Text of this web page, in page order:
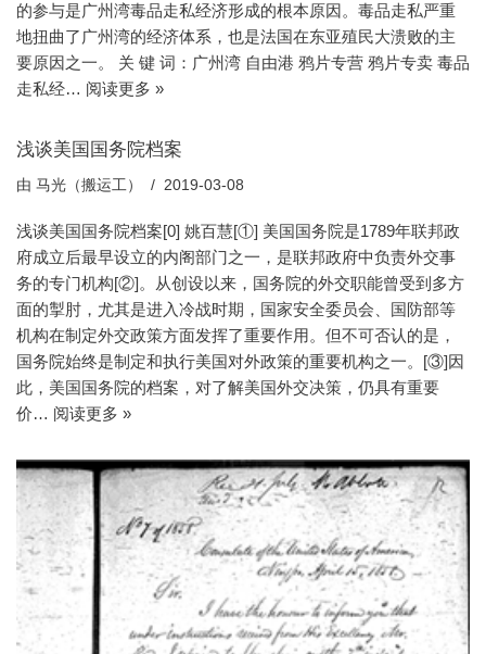
的参与是广州湾毒品走私经济形成的根本原因。毒品走私严重
地扭曲了广州湾的经济体系，也是法国在东亚殖民大溃败的主
要原因之一。 关 键 词：广州湾 自由港 鸦片专营 鸦片专卖 毒品
走私经… 阅读更多 »
浅谈美国国务院档案
由 马光（搬运工） 2019-03-08
浅谈美国国务院档案[0] 姚百慧[①] 美国国务院是1789年联邦政
府成立后最早设立的内阁部门之一，是联邦政府中负责外交事
务的专门机构[②]。从创设以来，国务院的外交职能曾受到多方
面的掣肘，尤其是进入冷战时期，国家安全委员会、国防部等
机构在制定外交政策方面发挥了重要作用。但不可否认的是，
国务院始终是制定和执行美国对外政策的重要机构之一。[③]因
此，美国国务院的档案，对了解美国外交决策，仍具有重要
价… 阅读更多 »